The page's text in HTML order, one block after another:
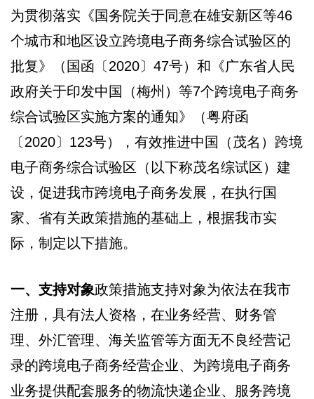
为贯彻落实《国务院关于同意在雄安新区等46
个城市和地区设立跨境电子商务综合试验区的
批复》（国函〔2020〕47号）和《广东省人民
政府关于印发中国（梅州）等7个跨境电子商务
综合试验区实施方案的通知》（粤府函
〔2020〕123号），有效推进中国（茂名）跨境
电子商务综合试验区（以下称茂名综试区）建
设，促进我市跨境电子商务发展，在执行国
家、省有关政策措施的基础上，根据我市实
际，制定以下措施。
一、支持对象政策措施支持对象为依法在我市
注册，具有法人资格，在业务经营、财务管
理、外汇管理、海关监管等方面无不良经营记
录的跨境电子商务经营企业、为跨境电子商务
业务提供配套服务的物流快递企业、服务跨境